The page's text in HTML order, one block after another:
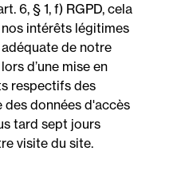
6, § 1, f) RGPD, cela
intérêts légitimes
de notre
d’une mise en
respectifs des
des données d'accès
tard sept jours
visite du site.